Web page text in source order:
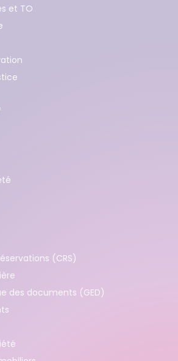
et TO
(CRS)
des documents (GED)